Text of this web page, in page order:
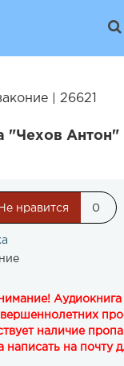
| 26621
"Чехов Антон"
Не нравится 0
наличие
на почту